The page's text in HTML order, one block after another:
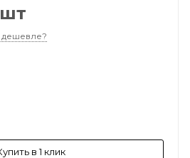
в 1 клик